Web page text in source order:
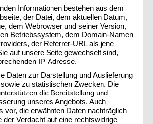
Informationen bestehen aus dem
der Datei, dem aktuellen Datum,
dem Webrowser und seiner Version,
Betriebssystem, dem Domain-Namen
der Referrer-URL als jene
auf unsere Seite gewechselt sind,
IP-Adresse.
Daten zur Darstellung und Auslieferung
zu statistischen Zwecken. Die
die Bereitstellung und
unseres Angebots. Auch
vor, die erwähnten Daten nachträglich
der Verdacht auf eine rechtswidrige